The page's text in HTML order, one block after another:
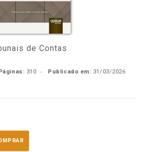
de Contas
310 Publicado em: 31/03/2026